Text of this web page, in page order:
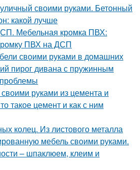
своими руками. Бетонный
какой лучше
Мебельная кромка ПВХ:
ПВХ на ДСП
своими руками в домашних
пирог дивана с пружинным
руками из цемента и
такое цемент и как с ним
колец. Из листового металла
мебель своими руками.
– шпаклюем, клеим и